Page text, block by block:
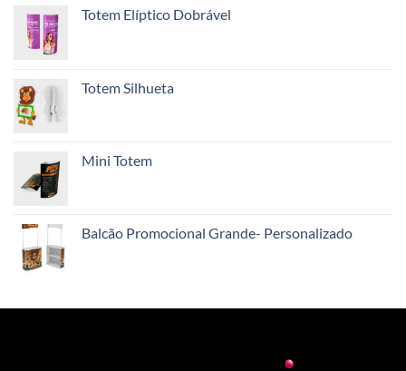
Totem Elíptico Dobrável
Totem Silhueta
Mini Totem
Balcão Promocional Grande- Personalizado